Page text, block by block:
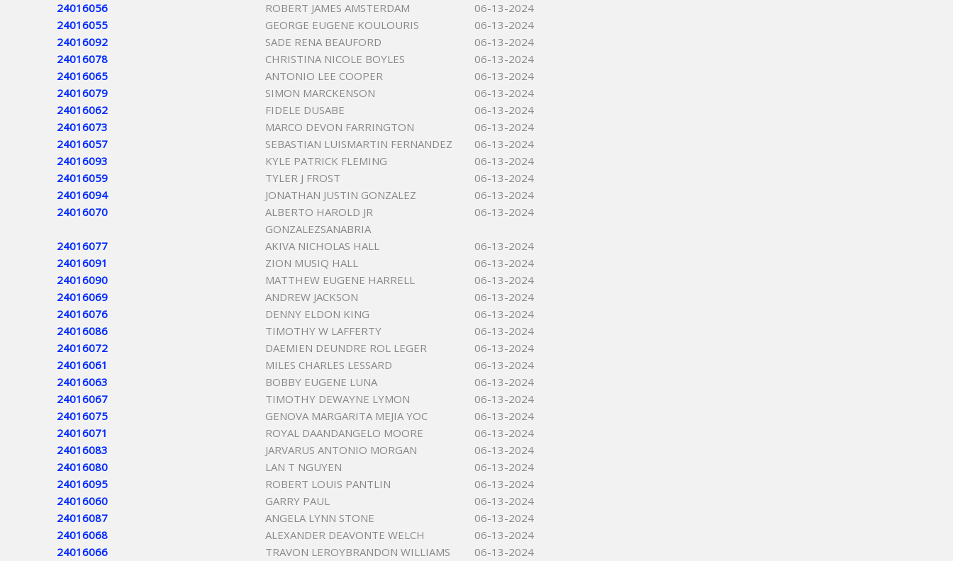
24016056
ROBERT JAMES AMSTERDAM
06-13-2024
24016055
GEORGE EUGENE KOULOURIS
06-13-2024
24016092
SADE RENA BEAUFORD
06-13-2024
24016078
CHRISTINA NICOLE BOYLES
06-13-2024
24016065
ANTONIO LEE COOPER
06-13-2024
24016079
SIMON MARCKENSON
06-13-2024
24016062
FIDELE DUSABE
06-13-2024
24016073
MARCO DEVON FARRINGTON
06-13-2024
24016057
SEBASTIAN LUISMARTIN FERNANDEZ
06-13-2024
24016093
KYLE PATRICK FLEMING
06-13-2024
24016059
TYLER J FROST
06-13-2024
24016094
JONATHAN JUSTIN GONZALEZ
06-13-2024
24016070
ALBERTO HAROLD JR
GONZALEZSANABRIA
06-13-2024
24016077 AKIVA NICHOLAS HALL
06-13-2024
24016091
ZION MUSIQ HALL
06-13-2024
24016090
MATTHEW EUGENE HARRELL
06-13-2024
24016069
ANDREW JACKSON
06-13-2024
24016076
DENNY ELDON KING
06-13-2024
24016086
TIMOTHY W LAFFERTY
06-13-2024
24016072
DAEMIEN DEUNDRE ROL LEGER
06-13-2024
24016061
MILES CHARLES LESSARD
06-13-2024
24016063
BOBBY EUGENE LUNA
06-13-2024
24016067
TIMOTHY DEWAYNE LYMON
06-13-2024
24016075
GENOVA MARGARITA MEJIA YOC
06-13-2024
24016071
ROYAL DAANDANGELO MOORE
06-13-2024
24016083
JARVARUS ANTONIO MORGAN
06-13-2024
24016080
LAN T NGUYEN
06-13-2024
24016095
ROBERT LOUIS PANTLIN
06-13-2024
24016060
GARRY PAUL
06-13-2024
24016087
ANGELA LYNN STONE
06-13-2024
24016068
ALEXANDER DEAVONTE WELCH
06-13-2024
24016066
TRAVON LEROYBRANDON WILLIAMS
06-13-2024